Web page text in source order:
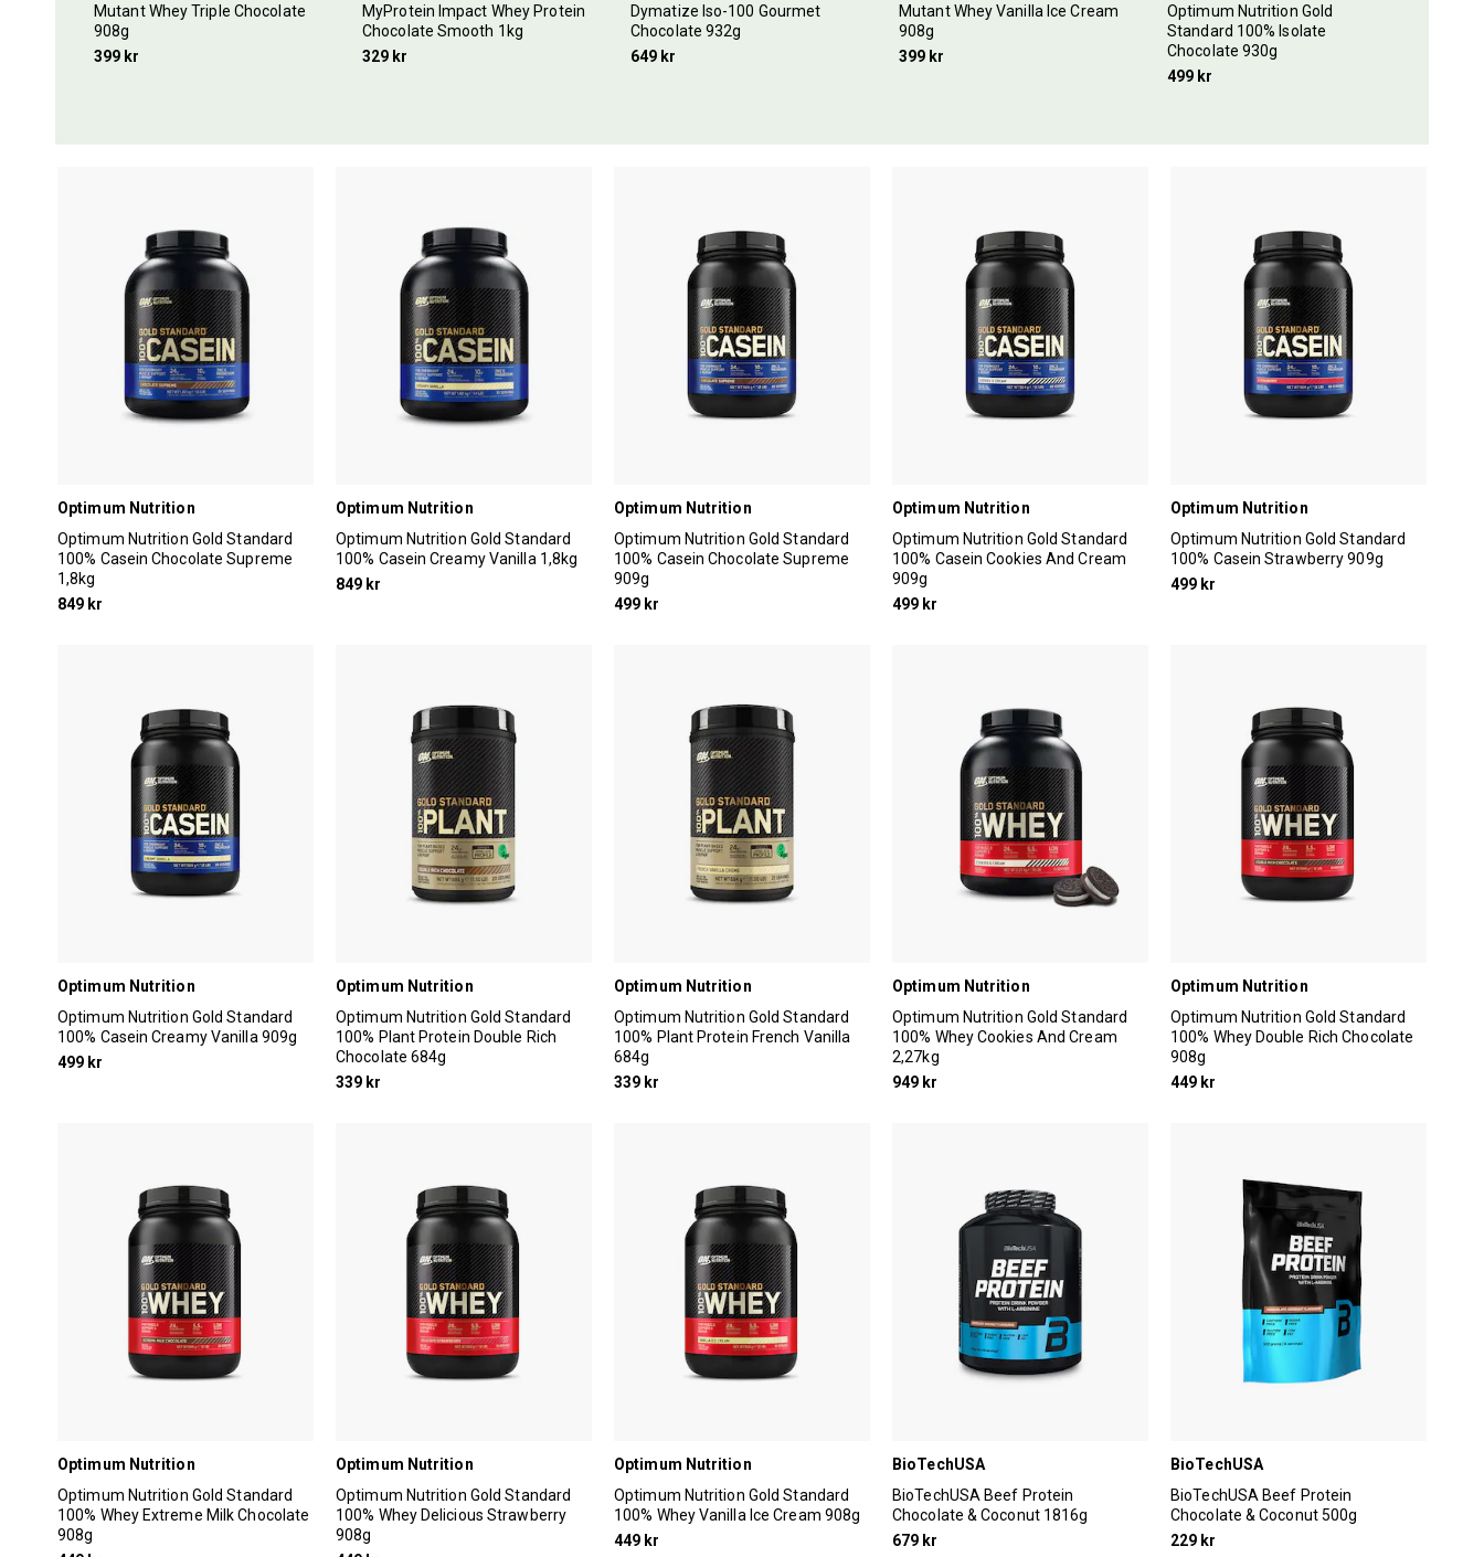
Mutant Whey Triple Chocolate
908g
399 kr
MyProtein Impact Whey Protein
Chocolate Smooth 1kg
329 kr
Dymatize Iso-100 Gourmet
Chocolate 932g
649 kr
Mutant Whey Vanilla Ice Cream
908g
399 kr
Optimum Nutrition Gold
Standard 100% Isolate
Chocolate 930g
499 kr
Optimum Nutrition
Optimum Nutrition Gold Standard
100% Casein Chocolate Supreme
1,8kg
849 kr
Optimum Nutrition
Optimum Nutrition Gold Standard
100% Casein Creamy Vanilla 1,8kg
849 kr
Optimum Nutrition
Optimum Nutrition Gold Standard
100% Casein Chocolate Supreme
909g
499 kr
Optimum Nutrition
Optimum Nutrition Gold Standard
100% Casein Cookies And Cream
909g
499 kr
Optimum Nutrition
Optimum Nutrition Gold Standard
100% Casein Strawberry 909g
499 kr
Optimum Nutrition
Optimum Nutrition Gold Standard
100% Casein Creamy Vanilla 909g
499 kr
Optimum Nutrition
Optimum Nutrition Gold Standard
100% Plant Protein Double Rich
Chocolate 684g
339 kr
Optimum Nutrition
Optimum Nutrition Gold Standard
100% Plant Protein French Vanilla
684g
339 kr
Optimum Nutrition
Optimum Nutrition Gold Standard
100% Whey Cookies And Cream
2,27kg
949 kr
Optimum Nutrition
Optimum Nutrition Gold Standard
100% Whey Double Rich Chocolate
908g
449 kr
Optimum Nutrition
Optimum Nutrition Gold Standard
100% Whey Extreme Milk Chocolate
908g
Optimum Nutrition
Optimum Nutrition Gold Standard
100% Whey Delicious Strawberry
908g
Optimum Nutrition
Optimum Nutrition Gold Standard
100% Whey Vanilla Ice Cream 908g
449 kr
BioTechUSA
BioTechUSA Beef Protein
Chocolate & Coconut 1816g
679 kr
BioTechUSA
BioTechUSA Beef Protein
Chocolate & Coconut 500g
229 kr